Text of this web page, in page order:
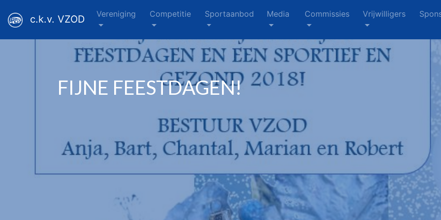
c.k.v. VZOD Vereniging Competitie Sportaanbod Media Commissies Vrijwilligers
FIJNE FEESTDAGEN!